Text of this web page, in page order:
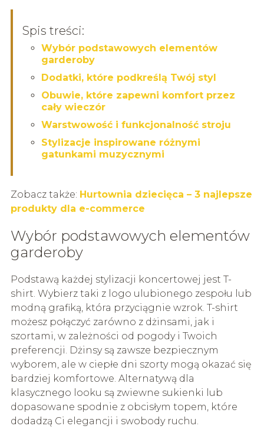
Spis treści:
Wybór podstawowych elementów
garderoby
Dodatki, które podkreślą Twój styl
Obuwie, które zapewni komfort przez
cały wieczór
Warstwowość i funkcjonalność stroju
Stylizacje inspirowane różnymi
gatunkami muzycznymi
Zobacz także: Hurtownia dziecięca – 3 najlepsze
produkty dla e-commerce
Wybór podstawowych elementów
garderoby
Podstawą każdej stylizacji koncertowej jest T-
shirt. Wybierz taki z logo ulubionego zespołu lub
modną grafiką, która przyciągnie wzrok. T-shirt
możesz połączyć zarówno z dżinsami, jak i
szortami, w zależności od pogody i Twoich
preferencji. Dżinsy są zawsze bezpiecznym
wyborem, ale w ciepłe dni szorty mogą okazać się
bardziej komfortowe. Alternatywą dla
klasycznego looku są zwiewne sukienki lub
dopasowane spodnie z obcisłym topem, które
dodadzą Ci elegancji i swobody ruchu.